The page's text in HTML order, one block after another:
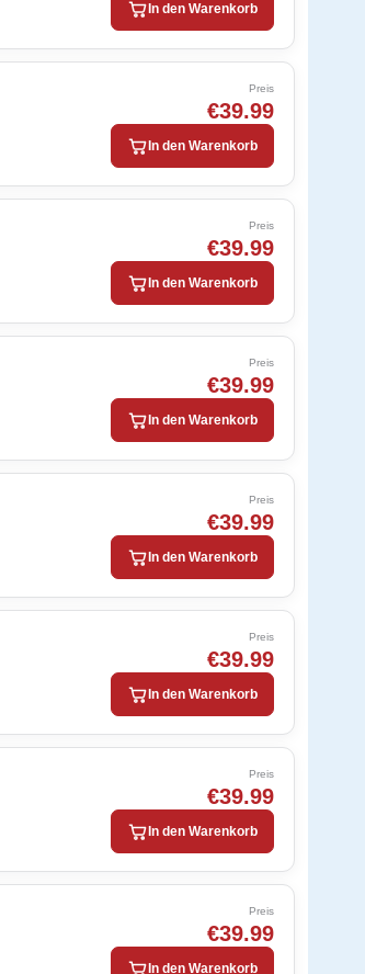
In den Warenkorb
Preis
€39.99
In den Warenkorb
Preis
€39.99
In den Warenkorb
Preis
€39.99
In den Warenkorb
Preis
€39.99
In den Warenkorb
Preis
€39.99
In den Warenkorb
Preis
€39.99
In den Warenkorb
Preis
€39.99
In den Warenkorb